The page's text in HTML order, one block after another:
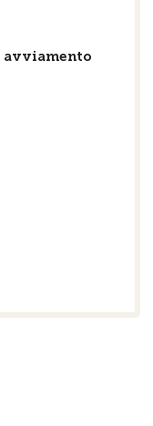
avviamento